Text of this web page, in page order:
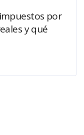
por
y qué